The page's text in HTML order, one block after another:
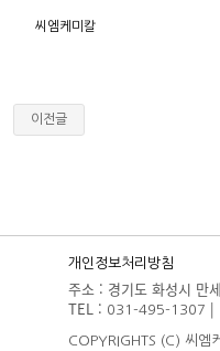
씨엠케미칼
이전글
개인정보처리방침
주소 : 경기도 화성시 만
TEL : 031-495-1307 |
COPYRIGHTS (C) 씨엠